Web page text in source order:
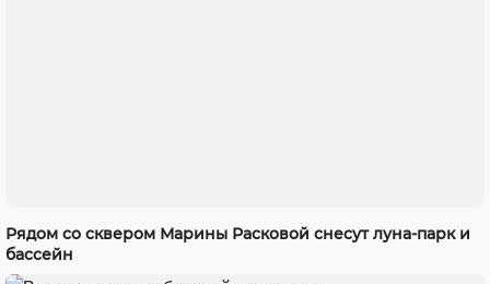
Рядом со сквером Марины Расковой снесут луна-парк и
бассейн